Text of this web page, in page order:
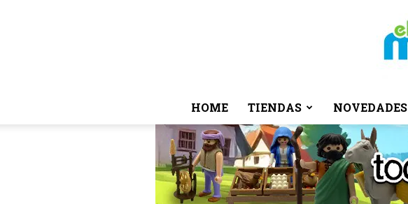
HOME TIENDAS NOVEDADES